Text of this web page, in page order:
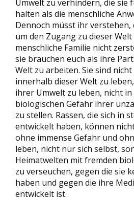
Umwelt zu verhindern, die sie
halten als die menschliche
Dennoch müsst ihr verstehen,
um den Zugang zu dieser
menschliche Familie nicht
sie brauchen euch als ihre
Welt zu arbeiten. Sie sind
innerhalb dieser Welt zu
ihrer Umwelt zu leben, nicht in
biologischen Gefahr ihrer
zu stellen. Rassen, die sich in
entwickelt haben, können
ohne immense Gefahr und
leben, nicht nur sich selbst,
Heimatwelten mit fremden
zu verseuchen, gegen die sie
haben und gegen die ihre
entwickelt ist.